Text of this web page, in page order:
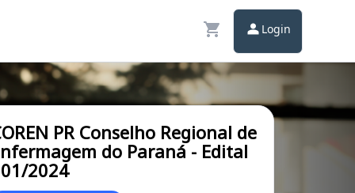
Login
PR Conselho Regional de
do Paraná - Edital
2024